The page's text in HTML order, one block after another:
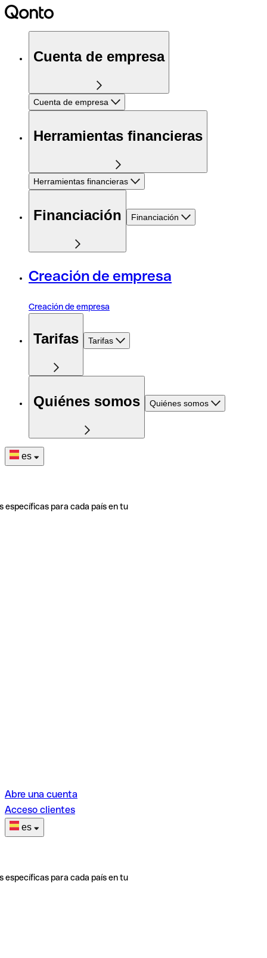
Cuenta de empresa
Cuenta de empresa
Herramientas financieras
Herramientas financieras
Financiación Financiación
Creación de empresa
Creación de empresa
Tarifas Tarifas
Quiénes somos Quiénes somos
es
específicas para cada país en tu
Abre una cuenta
Acceso clientes
es
específicas para cada país en tu